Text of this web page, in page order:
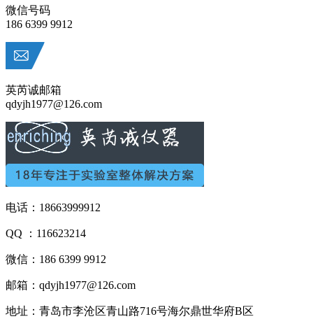
微信号码
186 6399 9912
英芮诚邮箱
qdyjh1977@126.com
电话：18663999912
QQ ：116623214
微信：186 6399 9912
邮箱：qdyjh1977@126.com
地址：青岛市李沧区青山路716号海尔鼎世华府B区